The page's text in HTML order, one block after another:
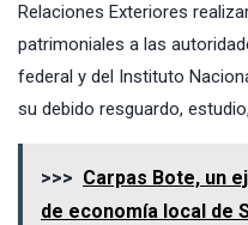
Relaciones Exteriores
patrimoniales a las
federal y del Instituto
su debido resguardo,
>>> Carpas Bote, un
de economía local de